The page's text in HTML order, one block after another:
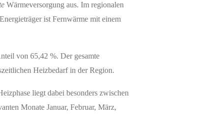
Wärmeversorgung aus. Im regionalen
ist Fernwärme mit einem
von 65,42 %. Der gesamte
Heizbedarf in der Region.
liegt dabei besonders zwischen
Monate Januar, Februar, März,